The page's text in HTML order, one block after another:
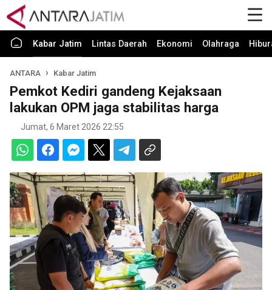
Kabar Jatim Lintas Daerah Ekonomi Olahraga
ANTARA Kabar Jatim
Pemkot Kediri gandeng Kejaksaan
lakukan OPM jaga stabilitas harga
Jumat, 6 Maret 2026 22:55